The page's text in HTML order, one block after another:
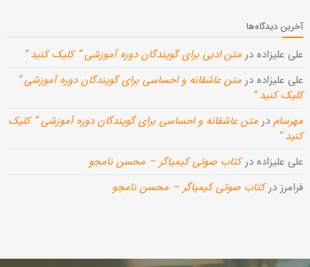
آخرین دیدگاه‌ها
علی علیزاده در متن ادبی برای گویندگان دوره آموزشی ” کلیک کنید “
علی علیزاده در متن عاشقانه و احساسی برای گویندگان دوره آموزشی ”
کلیک کنید “
مهرسام در متن عاشقانه و احساسی برای گویندگان دوره آموزشی ” کلیک
کنید “
علی علیزاده درکتاب صوتی کیمیاگر – محسن نامجو
فرامرز درکتاب صوتی کیمیاگر – محسن نامجو